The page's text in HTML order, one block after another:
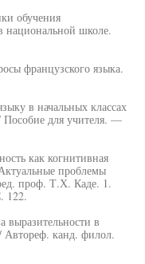
обучения
национальной школе.
французского языка.
в начальных классах
Пособие для учителя. —
как когнитивная
проблемы
проф. Т.Х. Каде. 1.
122.
выразительности в
Автореф. канд. филол.